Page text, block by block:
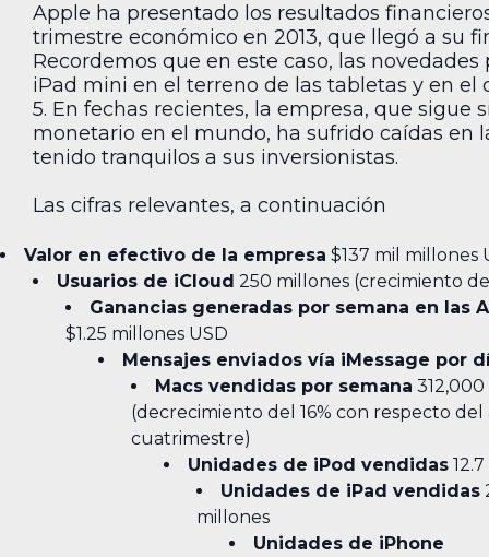
Apple ha presentado los resultados
trimestre económico en 2013, que llegó a su
Recordemos que en este caso, las
iPad mini en el terreno de las tabletas y en el
5. En fechas recientes, la empresa, que sigue
monetario en el mundo, ha sufrido caídas en
tenido tranquilos a sus inversionistas.
Las cifras relevantes, a continuación
Valor en efectivo de la empresa $137 mil millones
Usuarios de iCloud 250 millones (crecimiento
Ganancias generadas por semana en las
$1.25 millones USD
Mensajes enviados vía iMessage por
Macs vendidas por semana 312,000
(decrecimiento del 16% con respecto
cuatrimestre)
Unidades de iPod vendidas
Unidades de iPad vendidas
millones
Unidades de iPhone